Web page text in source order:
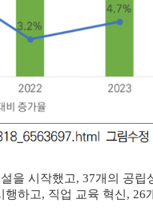
을 시작했고, 37개의 공립
하고, 직업 교육 혁신, 26